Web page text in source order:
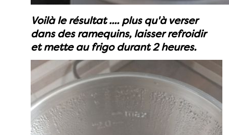
Voilà le résultat .... plus qu'à verser
dans des ramequins, laisser refroidir
et mette au frigo durant 2 heures.